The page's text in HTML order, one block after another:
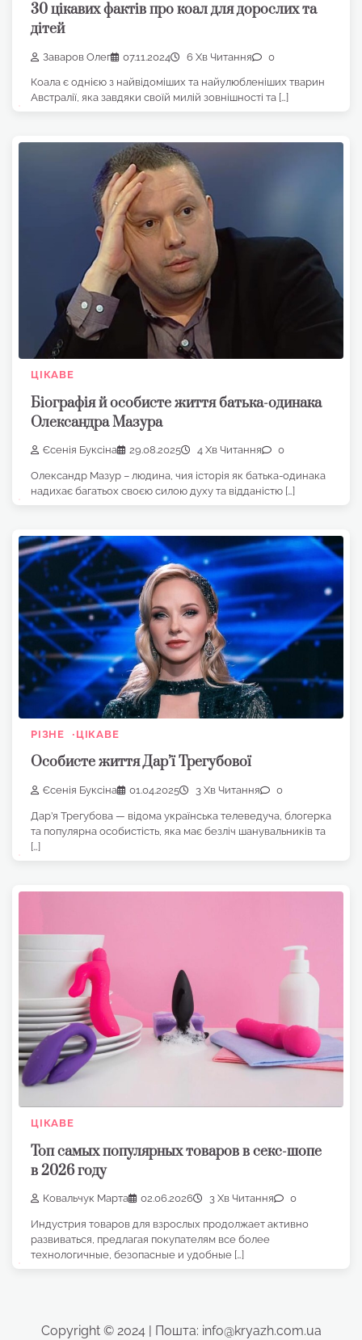
30 цікавих фактів про коал для дорослих та
дітей
Заваров Олег 07.11.2024 6 Хв Читання 0
Коала є однією з найвідоміших та найулюбленіших тварин
Австралії, яка завдяки своїй милій зовнішності та […]
ЦІКАВЕ
Біографія й особисте життя батька-одинака
Олександра Мазура
Єсенія Буксіна 29.08.2025 4 Хв Читання 0
Олександр Мазур – людина, чия історія як батька-одинака
надихає багатьох своєю силою духу та відданістю […]
РІЗНЕ ЦІКАВЕ
Особисте життя Дар’ї Трегубової
Єсенія Буксіна 01.04.2025 3 Хв Читання 0
Дар’я Трегубова — відома українська телеведуча, блогерка
та популярна особистість, яка має безліч шанувальників та
[…]
ЦІКАВЕ
Топ самых популярных товаров в секс-шопе
в 2026 году
Ковальчук Марта 02.06.2026 3 Хв Читання 0
Индустрия товаров для взрослых продолжает активно
развиваться, предлагая покупателям все более
технологичные, безопасные и удобные […]
Copyright © 2024 | Пошта: info@kryazh.com.ua